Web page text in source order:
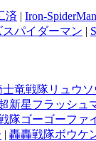
済 | Iron-SpiderMan
スパイダーマン |
士竜戦隊リュウ
新星フラッシュ
隊ゴーゴーファ
| 轟轟戦隊ボウケ